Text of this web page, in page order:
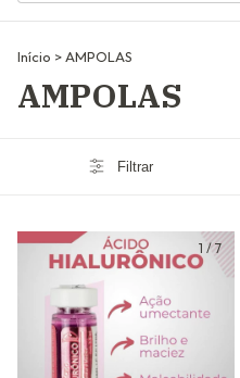
Início >AMPOLAS
AMPOLAS
Filtrar
1 /7